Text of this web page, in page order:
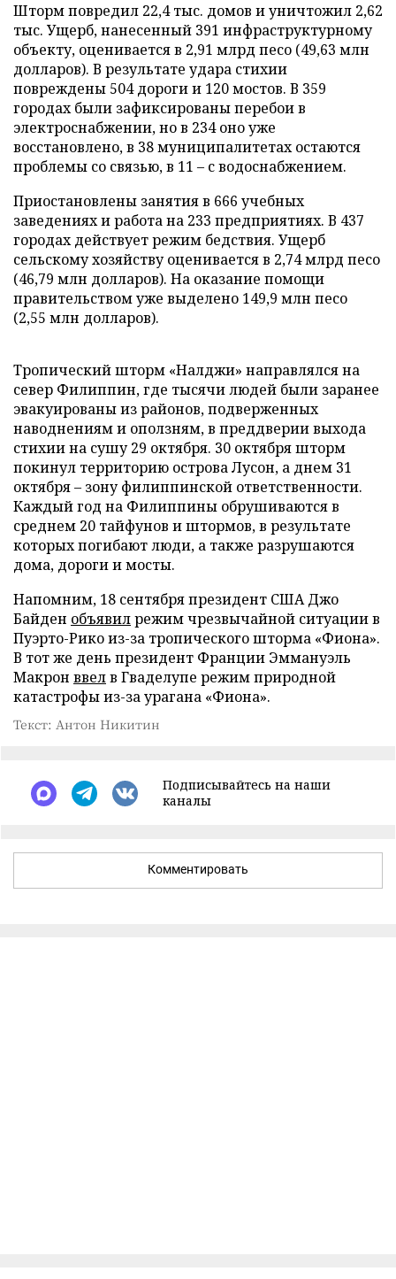
Шторм повредил 22,4 тыс. домов и уничтожил 2,62
тыс. Ущерб, нанесенный 391 инфраструктурному
объекту, оценивается в 2,91 млрд песо (49,63 млн
долларов). В результате удара стихии
повреждены 504 дороги и 120 мостов. В 359
городах были зафиксированы перебои в
электроснабжении, но в 234 оно уже
восстановлено, в 38 муниципалитетах остаются
проблемы со связью, в 11 – с водоснабжением.
Приостановлены занятия в 666 учебных
заведениях и работа на 233 предприятиях. В 437
городах действует режим бедствия. Ущерб
сельскому хозяйству оценивается в 2,74 млрд песо
(46,79 млн долларов). На оказание помощи
правительством уже выделено 149,9 млн песо
(2,55 млн долларов).
Тропический шторм «Налджи» направлялся на
север Филиппин, где тысячи людей были заранее
эвакуированы из районов, подверженных
наводнениям и оползням, в преддверии выхода
стихии на сушу 29 октября. 30 октября шторм
покинул территорию острова Лусон, а днем 31
октября – зону филиппинской ответственности.
Каждый год на Филиппины обрушиваются в
среднем 20 тайфунов и штормов, в результате
которых погибают люди, а также разрушаются
дома, дороги и мосты.
Напомним, 18 сентября президент США Джо
Байден объявилрежим чрезвычайной ситуации в
Пуэрто-Рико из-за тропического шторма «Фиона».
В тот же день президент Франции Эммануэль
Макрон ввелв Гваделупе режим природной
катастрофы из-за урагана «Фиона».
Текст: Антон Никитин
Подписывайтесь на наши
каналы
Комментировать